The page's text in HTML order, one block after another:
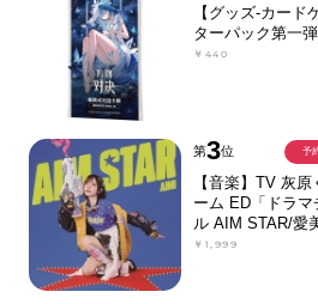
【グッズ-カー
ターパック第一
￥440
第3位
【音楽】TV 灰
ーム ED「ドラ
ル AIM STAR/愛
￥1,999
予